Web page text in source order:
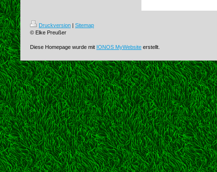
Druckversion | Sitemap
© Elke Preußer
Diese Homepage wurde mit IONOS MyWebsite erstellt.